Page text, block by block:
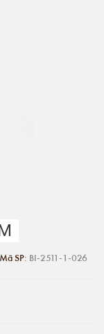
Mã SP: BI-2511-1-026